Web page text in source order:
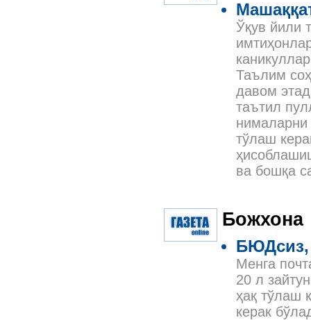
Ўқув йили
Таълим
давом
таътил
нималарни
тўлаш
ва бошқа
Божхона
БЮДсиз,
Менга
20 л
ҳақ тўлаш
керак